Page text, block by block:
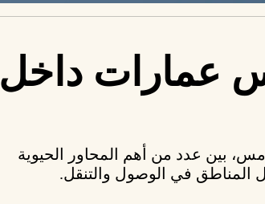
عمارات داخل
، بين عدد من أهم المحاور الحيوية
المناطق في الوصول والتنقل.